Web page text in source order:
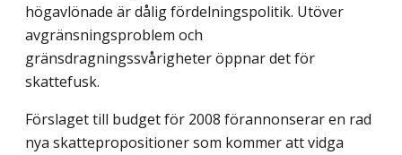
högavlönade är dålig fördelningspolitik. Utöver
avgränsningsproblem och
gränsdragningssvårigheter öppnar det för
skattefusk.
Förslaget till budget för 2008 förannonserar en rad
nya skattepropositioner som kommer att vidga